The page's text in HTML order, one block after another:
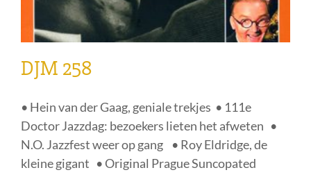
DJM 258
• Hein van der Gaag, geniale trekjes • 111e
Doctor Jazzdag: bezoekers lieten het afweten •
N.O. Jazzfest weer op gang • Roy Eldridge, de
kleine gigant • Original Prague Suncopated